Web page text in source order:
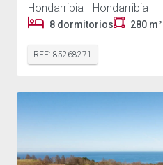
Hondarribia - Hondarribia
8 dormitorios 280 m²
REF: 85268271